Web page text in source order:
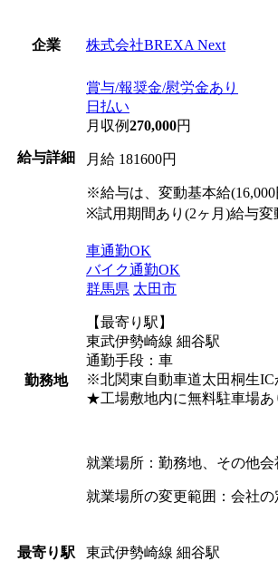
企業 株式会社BREXA Next
給与詳細
賞与/報奨金/慰労金あり
日払い
月収例270,000円
月給 181600円
※給与は、変動基本給(16,000
※試用期間あり(2ヶ月)給与変
勤務地
車通勤OK
バイク通勤OK
群馬県 太田市
【最寄り駅】
東武伊勢崎線 細谷駅
通勤手段：車
※北関東自動車道太田桐生IC
★工場敷地内に無料駐車場あ
就業場所：勤務地、その他
就業場所の変更範囲：会社
最寄り駅 東武伊勢崎線 細谷駅